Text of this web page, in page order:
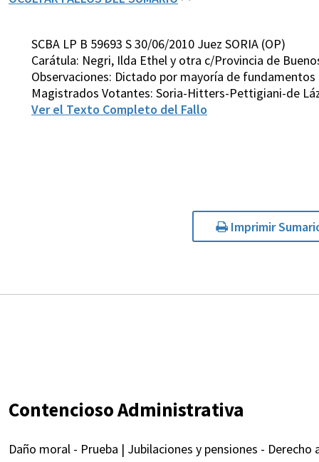
SCBA LP B 59693 S 30/06/2010 Juez SORIA (OP)
Carátula: Negri, Ilda Ethel y otra c/Provincia de
Observaciones: Dictado por mayoría de
Magistrados Votantes: Soria-Hitters-Pettigiani-de
Ver el Texto Completo del Fallo
Imprimir
Contencioso Administrativa
Daño moral - Prueba | Jubilaciones y pensiones - Derecho